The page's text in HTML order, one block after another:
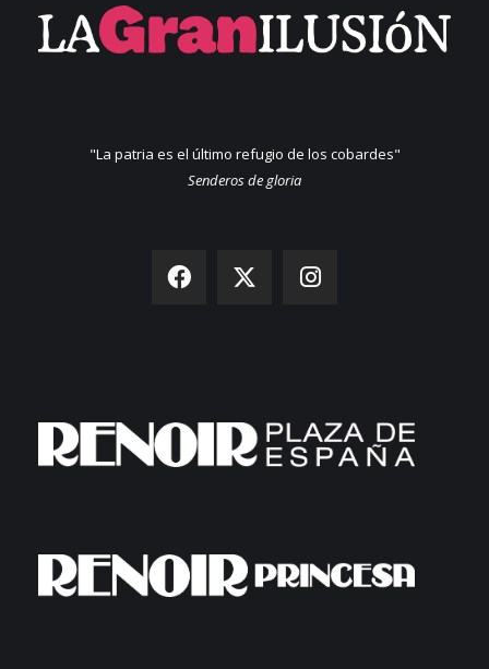
"La patria es el último refugio de los cobardes"
Senderos de gloria